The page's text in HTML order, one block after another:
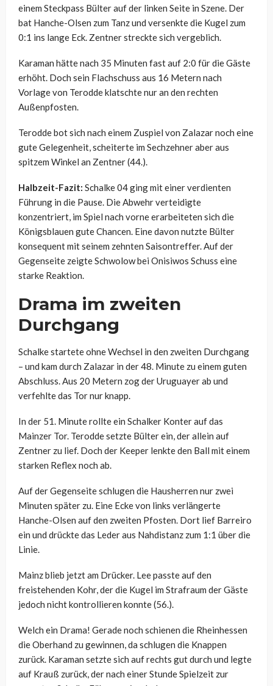
einem Steckpass Bülter auf der linken Seite in Szene. Der
bat Hanche-Olsen zum Tanz und versenkte die Kugel zum
0:1 ins lange Eck. Zentner streckte sich vergeblich.
Karaman hätte nach 35 Minuten fast auf 2:0 für die Gäste
erhöht. Doch sein Flachschuss aus 16 Metern nach
Vorlage von Terodde klatschte nur an den rechten
Außenpfosten.
Terodde bot sich nach einem Zuspiel von Zalazar noch eine
gute Gelegenheit, scheiterte im Sechzehner aber aus
spitzem Winkel an Zentner (44.).
Halbzeit-Fazit: Schalke 04 ging mit einer verdienten
Führung in die Pause. Die Abwehr verteidigte
konzentriert, im Spiel nach vorne erarbeiteten sich die
Königsblauen gute Chancen. Eine davon nutzte Bülter
konsequent mit seinem zehnten Saisontreffer. Auf der
Gegenseite zeigte Schwolow bei Onisiwos Schuss eine
starke Reaktion.
Drama im zweiten
Durchgang
Schalke startete ohne Wechsel in den zweiten Durchgang
– und kam durch Zalazar in der 48. Minute zu einem guten
Abschluss. Aus 20 Metern zog der Uruguayer ab und
verfehlte das Tor nur knapp.
In der 51. Minute rollte ein Schalker Konter auf das
Mainzer Tor. Terodde setzte Bülter ein, der allein auf
Zentner zu lief. Doch der Keeper lenkte den Ball mit einem
starken Reflex noch ab.
Auf der Gegenseite schlugen die Hausherren nur zwei
Minuten später zu. Eine Ecke von links verlängerte
Hanche-Olsen auf den zweiten Pfosten. Dort lief Barreiro
ein und drückte das Leder aus Nahdistanz zum 1:1 über die
Linie.
Mainz blieb jetzt am Drücker. Lee passte auf den
freistehenden Kohr, der die Kugel im Strafraum der Gäste
jedoch nicht kontrollieren konnte (56.).
Welch ein Drama! Gerade noch schienen die Rheinhessen
die Oberhand zu gewinnen, da schlugen die Knappen
zurück. Karaman setzte sich auf rechts gut durch und legte
auf Krauß zurück, der nach einer Stunde Spielzeit zur